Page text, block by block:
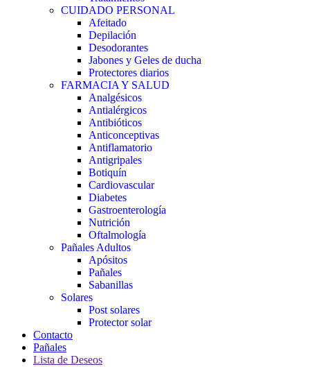
CUIDADO PERSONAL
Afeitado
Depilación
Desodorantes
Jabones y Geles de ducha
Protectores diarios
FARMACIA Y SALUD
Analgésicos
Antialérgicos
Antibióticos
Anticonceptivas
Antiflamatorio
Antigripales
Botiquín
Cardiovascular
Diabetes
Gastroenterología
Nutrición
Oftalmología
Pañales Adultos
Apósitos
Pañales
Sabanillas
Solares
Post solares
Protector solar
Contacto
Pañales
Lista de Deseos